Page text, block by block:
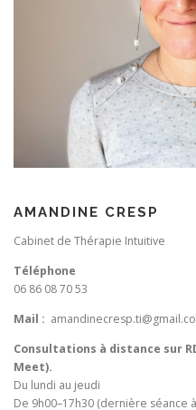
AMANDINE CRESP
Cabinet de Thérapie Intuitive
Téléphone
06 86 08 70 53
Mail :
Consultations à distance sur
Meet).
Du lundi au jeudi
De 9h00–17h30 (dernière séance